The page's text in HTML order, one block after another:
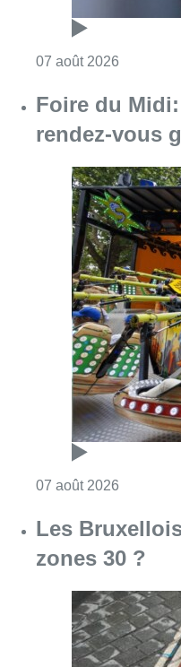
07 août 2026
Foire du
rendez-vous
07 août 2026
Les
zones 30 ?